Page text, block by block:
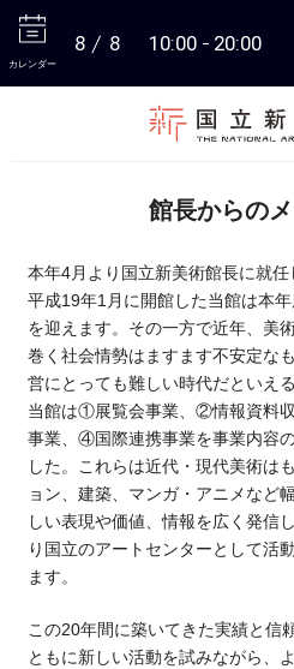
カレンダー
8 8 10:00 20:00
館長からの
本年4月より国立新美術館長に就任
平成19年1月に開館した当館は本
を迎えます。その一方で近年、美
巻く社会情勢はますます不安定な
営にとっても難しい時代だといえる
当館は①展覧会事業、②情報資料
事業、④国際連携事業を事業内容
した。これらは近代・現代美術は
ョン、建築、マンガ・アニメなど
しい表現や価値、情報を広く発信
り国立のアートセンターとして活
ます。
この20年間に築いてきた実績と信
ともに新しい活動を試みながら、